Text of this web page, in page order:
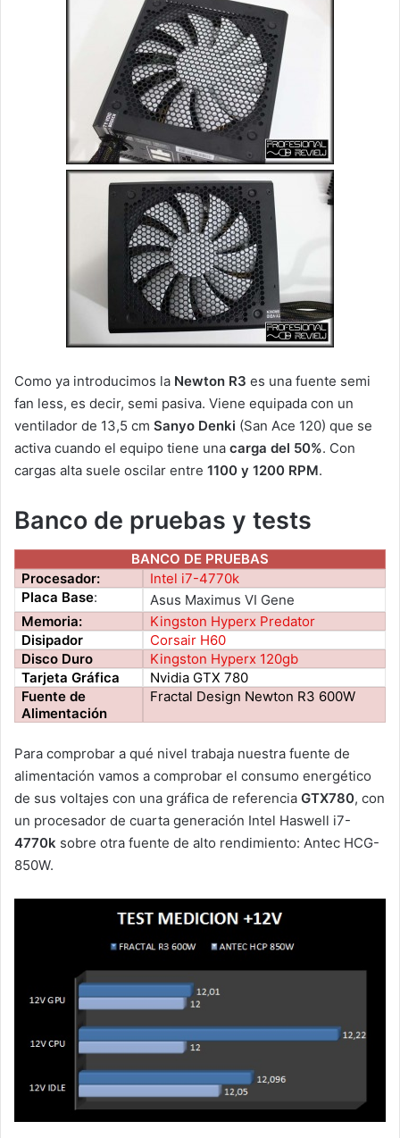
Como ya introducimos la Newton R3 es una fuente semi
fan less, es decir, semi pasiva. Viene equipada con un
ventilador de 13,5 cm Sanyo Denki (San Ace 120) que se
activa cuando el equipo tiene una carga del 50%. Con
cargas alta suele oscilar entre 1100 y 1200 RPM.
Banco de pruebas y tests
BANCO DE PRUEBAS
Procesador:
Intel i7-4770k
Placa Base:
Asus Maximus VI Gene
Memoria:
Kingston Hyperx Predator
Disipador
Corsair H60
Disco Duro
Kingston Hyperx 120gb
Tarjeta Gráfica
Nvidia GTX 780
Fuente de
Alimentación
Fractal Design Newton R3 600W
Para comprobar a qué nivel trabaja nuestra fuente de
alimentación vamos a comprobar el consumo energético
de sus voltajes con una gráfica de referencia GTX780, con
un procesador de cuarta generación Intel Haswell i7-
4770k sobre otra fuente de alto rendimiento: Antec HCG-
850W.